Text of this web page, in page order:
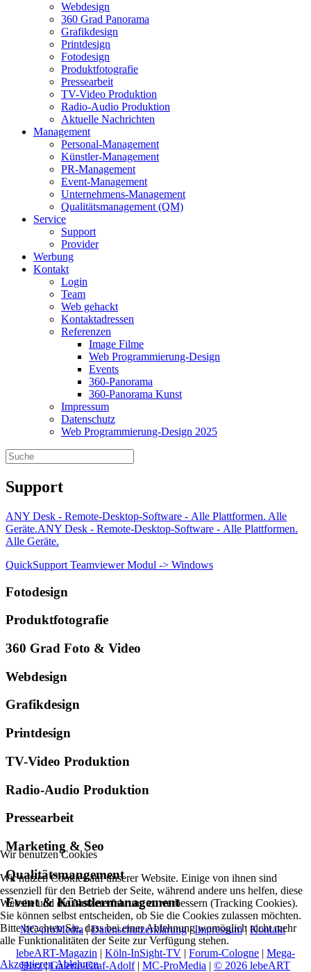
Webdesign
360 Grad Panorama
Grafikdesign
Printdesign
Fotodesign
Produktfotografie
Pressearbeit
TV-Video Produktion
Radio-Audio Produktion
Aktuelle Nachrichten
Management
Personal-Management
Künstler-Management
PR-Management
Event-Management
Unternehmens-Management
Qualitätsmanagement (QM)
Service
Support
Provider
Werbung
Kontakt
Login
Team
Web gehackt
Kontaktadressen
Referenzen
Image Filme
Web Programmierung-Design
Events
360-Panorama
360-Panorama Kunst
Impressum
Datenschutz
Web Programmierung-Design 2025
Support
ANY Desk - Remote-Desktop-Software - Alle Plattformen. Alle
Geräte.ANY Desk - Remote-Desktop-Software - Alle Plattformen.
Alle Geräte.
QuickSupport Teamviewer Modul -> Windows
Fotodesign
Produktfotografie
360 Grad Foto & Video
Webdesign
Grafikdesign
Printdesign
TV-Video Produktion
Radio-Audio Produktion
Pressearbeit
Marketing & Seo
Qualitätsmangement
Event & Künstlermanagement
MC-proMedia|Datenschutzerklärung|Impressum| Kontakt
lebeART-Magazin | Köln-InSight-TV | Forum-Cologne | Mega-
Herz|Galerie-Graf-Adolf| MC-ProMedia | © 2026 lebeART
Wir benutzen Cookies
Wir nutzen Cookies auf unserer Website. Einige von ihnen sind
essenziell für den Betrieb der Seite, während andere uns helfen, diese
Website und die Nutzererfahrung zu verbessern (Tracking Cookies).
Sie können selbst entscheiden, ob Sie die Cookies zulassen möchten.
Bitte beachten Sie, dass bei einer Ablehnung womöglich nicht mehr
alle Funktionalitäten der Seite zur Verfügung stehen.
AkzeptierenAblehnen